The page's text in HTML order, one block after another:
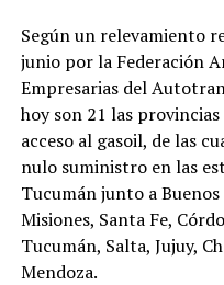
Según un relevamiento
junio por la Federación
Empresarias del
hoy son 21 las
acceso al gasoil, de las
nulo suministro en las
Tucumán junto a
Misiones, Santa Fe,
Tucumán, Salta, Jujuy,
Mendoza.